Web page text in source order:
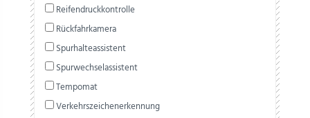
Reifendruckkontrolle
Rückfahrkamera
Spurhalteassistent
Spurwechselassistent
Tempomat
Verkehrszeichenerkennung